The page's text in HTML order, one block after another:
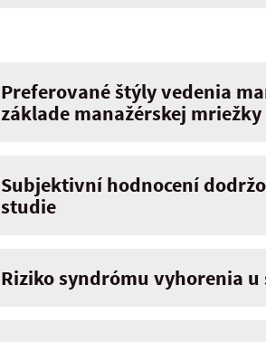
Preferované štýly vedenia
základe manažérskej mriežky
Subjektivní hodnocení
studie
Riziko syndrómu vyhorenia u